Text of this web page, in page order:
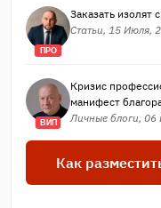
ПРО
Заказать изолят
Статьи, 15 Июля,
ВИП
Кризис
манифест
Личные блоги,
Как